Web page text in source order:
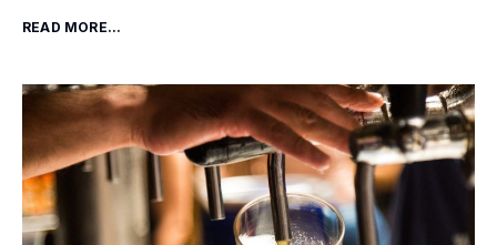
READ MORE...